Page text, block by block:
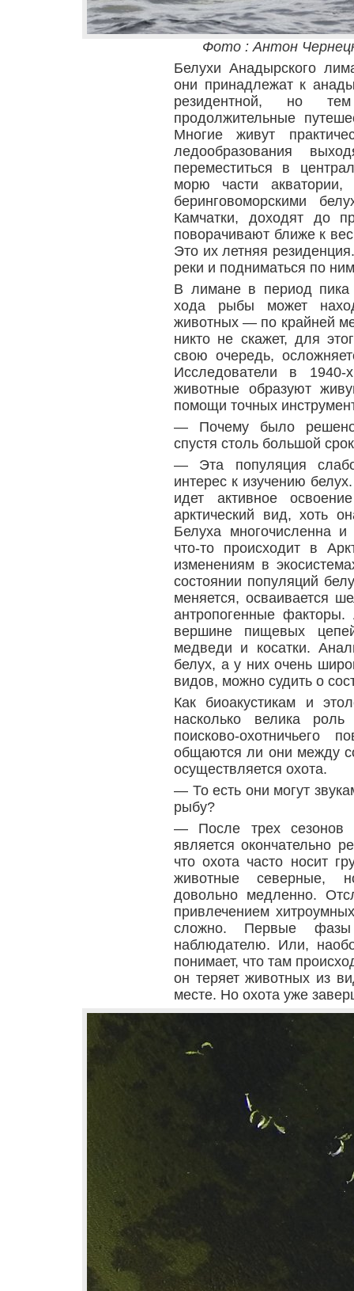
Фото : Антон
Белухи Анадырского
они принадлежат к
резидентной, но
продолжительные
Многие живут
ледообразования
переместиться в
морю части акватории,
беринговоморскими
Камчатки, доходят до
поворачивают ближе к
Это их летняя
реки и подниматься по
В лимане в период пика
хода рыбы может
животных — по крайней
никто не скажет, для
свою очередь,
Исследователи в
животные образуют
помощи точных
— Почему было решено
спустя столь большой
— Эта популяция
интерес к изучению
идет активное
арктический вид, хоть
Белуха многочисленна и
что-то происходит в
изменениям в
состоянии популяций
меняется, осваивается
антропогенные факторы.
вершине пищевых
медведи и косатки.
белух, а у них очень
видов, можно судить о
Как биоакустикам и
насколько велика
поисково-охотничьего
общаются ли они между
осуществляется охота.
— То есть они могут
рыбу?
— После трех сезонов
является окончательно
что охота часто носит
животные северные,
довольно медленно.
привлечением
сложно. Первые
наблюдателю. Или,
понимает, что там
он теряет животных из
месте. Но охота уже